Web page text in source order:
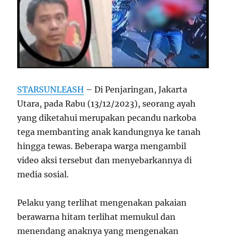
STARSUNLEASH – Di Penjaringan, Jakarta
Utara, pada Rabu (13/12/2023), seorang ayah
yang diketahui merupakan pecandu narkoba
tega membanting anak kandungnya ke tanah
hingga tewas. Beberapa warga mengambil
video aksi tersebut dan menyebarkannya di
media sosial.
Pelaku yang terlihat mengenakan pakaian
berawarna hitam terlihat memukul dan
menendang anaknya yang mengenakan